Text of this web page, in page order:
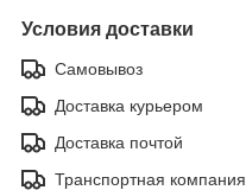
Условия доставки
Самовывоз
Доставка курьером
Доставка почтой
Транспортная компания